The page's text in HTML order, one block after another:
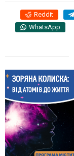
Reddit
WhatsApp